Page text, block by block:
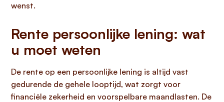
wenst.
Rente persoonlijke lening: wat
u moet weten
De rente op een persoonlijke lening is altijd vast
gedurende de gehele looptijd, wat zorgt voor
financiële zekerheid en voorspelbare maandlasten. De